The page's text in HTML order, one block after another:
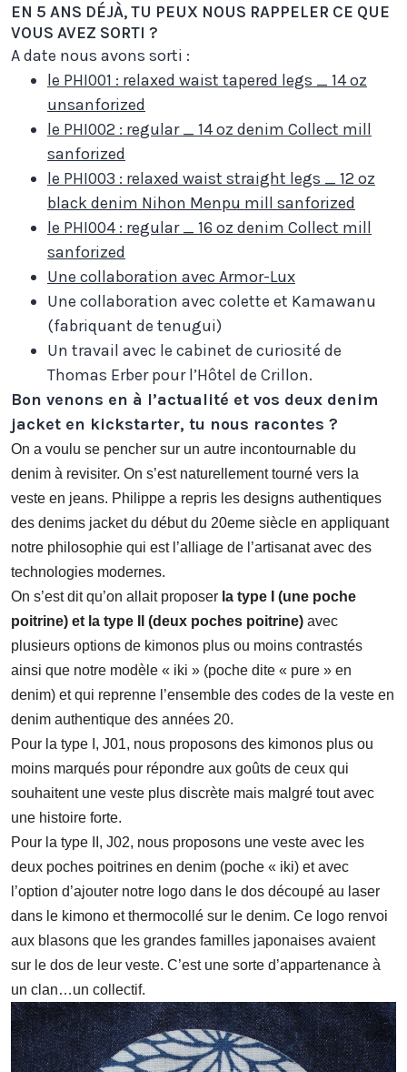
EN 5 ANS DÉJÀ, TU PEUX NOUS RAPPELER CE QUE
VOUS AVEZ SORTI ?
A date nous avons sorti :
le PHI001 : relaxed waist tapered legs _ 14 oz
unsanforized
le PHI002 : regular _ 14 oz denim Collect mill
sanforized
le PHI003 : relaxed waist straight legs _ 12 oz
black denim Nihon Menpu mill sanforized
le PHI004 : regular _ 16 oz denim Collect mill
sanforized
Une collaboration avec Armor-Lux
Une collaboration avec colette et Kamawanu
(fabriquant de tenugui)
Un travail avec le cabinet de curiosité de
Thomas Erber pour l’Hôtel de Crillon.
Bon venons en à l’actualité et vos deux denim
jacket en kickstarter, tu nous racontes ?
On a voulu se pencher sur un autre incontournable du
denim à revisiter. On s’est naturellement tourné vers la
veste en jeans. Philippe a repris les designs authentiques
des denims jacket du début du 20eme siècle en appliquant
notre philosophie qui est l’alliage de l’artisanat avec des
technologies modernes.
On s’est dit qu’on allait proposer la type I (une poche
poitrine) et la type II (deux poches poitrine) avec
plusieurs options de kimonos plus ou moins contrastés
ainsi que notre modèle « iki » (poche dite « pure » en
denim) et qui reprenne l’ensemble des codes de la veste en
denim authentique des années 20.
Pour la type I, J01, nous proposons des kimonos plus ou
moins marqués pour répondre aux goûts de ceux qui
souhaitent une veste plus discrète mais malgré tout avec
une histoire forte.
Pour la type II, J02, nous proposons une veste avec les
deux poches poitrines en denim (poche « iki) et avec
l’option d’ajouter notre logo dans le dos découpé au laser
dans le kimono et thermocollé sur le denim. Ce logo renvoi
aux blasons que les grandes familles japonaises avaient
sur le dos de leur veste. C’est une sorte d’appartenance à
un clan…un collectif.